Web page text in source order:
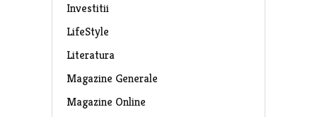
Investitii
LifeStyle
Literatura
Magazine Generale
Magazine Online